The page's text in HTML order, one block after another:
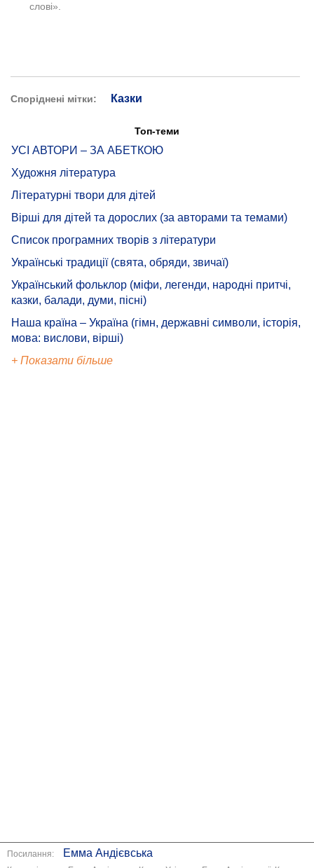
слові».
Споріднені мітки: Казки
Топ-теми
УСІ АВТОРИ – ЗА АБЕТКОЮ
Художня література
Літературні твори для дітей
Вірші для дітей та дорослих (за авторами та темами)
Список програмних творів з літератури
Українські традиції (свята, обряди, звичаї)
Український фольклор (міфи, легенди, народні притчі,
казки, балади, думи, пісні)
Наша країна – Україна (гімн, державні символи, історія,
мова: вислови, вірші)
+ Показати більше
Посилання: Емма Андієвська